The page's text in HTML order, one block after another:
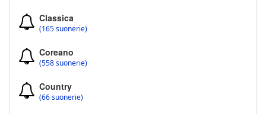
Classica
(165 suonerie)
Coreano
(558 suonerie)
Country
(66 suonerie)